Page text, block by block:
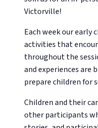
Victorville!
Each week our early
activities that
throughout the
and experiences are
prepare children for
Children and their
other participants